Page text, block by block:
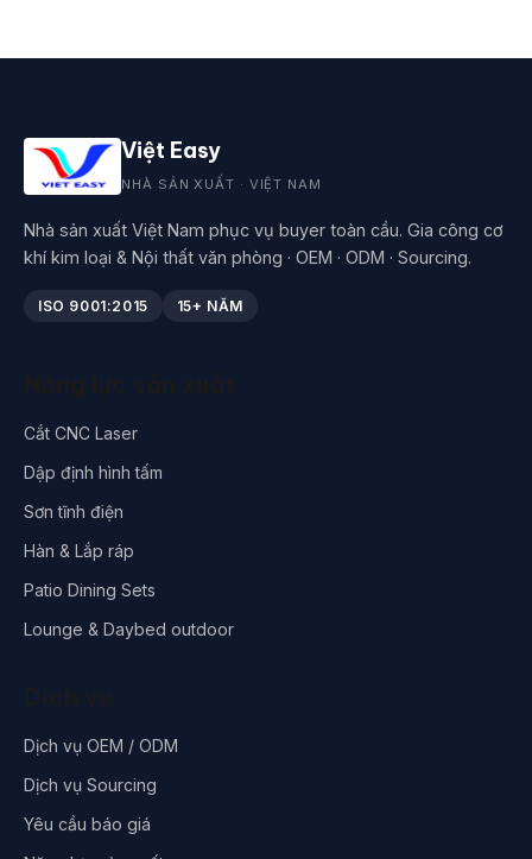
Việt Easy
NHÀ SẢN XUẤT · VIỆT NAM
Nhà sản xuất Việt Nam phục vụ buyer toàn cầu. Gia công cơ
khí kim loại & Nội thất văn phòng · OEM · ODM · Sourcing.
ISO 9001:2015 15+ NĂM
Cắt CNC Laser
Dập định hình tấm
Sơn tĩnh điện
Hàn & Lắp ráp
Patio Dining Sets
Lounge & Daybed outdoor
Dịch vụ OEM / ODM
Dịch vụ Sourcing
Yêu cầu báo giá